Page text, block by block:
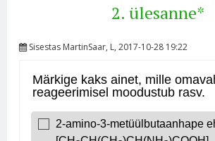
2. ülesanne*
Sisestas MartinSaar, L, 2017-10-28 19:22